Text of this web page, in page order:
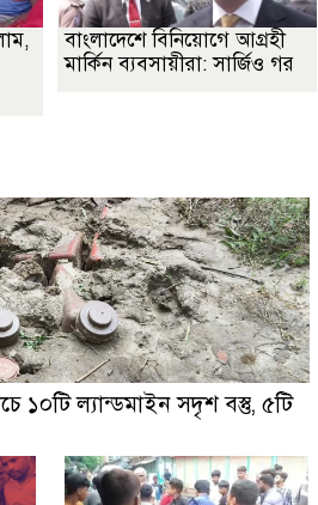
বাংলাদেশে বিনিয়োগে আগ্রহী
মার্কিন ব্যবসায়ীরা: সার্জিও গর
১০টি ল্যান্ডমাইন সদৃশ বস্তু, ৫টি